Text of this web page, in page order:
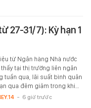
27-31/7): Kỳ hạn 1
từ Ngân hàng Nhà nước
tại thị trường liên ngân
tuần qua, lãi suất bình quân
qua đêm giảm trong khi…
- 6 giờ trước